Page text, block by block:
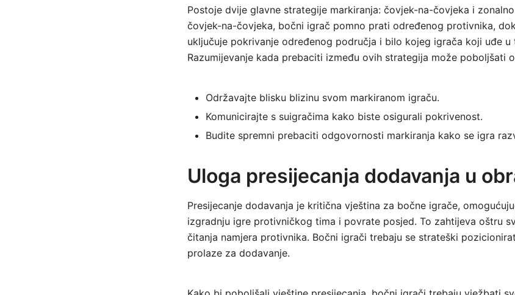
Postoje dvije glavne strategije markiranja: čovjek-na-čovjeka i
čovjek-na-čovjeka, bočni igrač pomno prati određenog protivnika,
uključuje pokrivanje određenog područja i bilo kojeg igrača koji uđe u
Razumijevanje kada prebaciti između ovih strategija može poboljšati
Održavajte blisku blizinu svom markiranom igraču.
Komunicirajte s suigračima kako biste osigurali pokrivenost.
Budite spremni prebaciti odgovornosti markiranja kako se igra
Uloga presijecanja dodavanja u
Presijecanje dodavanja je kritična vještina za bočne igrače,
izgradnju igre protivničkog tima i povrate posjed. To zahtijeva oštru
čitanja namjera protivnika. Bočni igrači trebaju se strateški
prolaze za dodavanje.